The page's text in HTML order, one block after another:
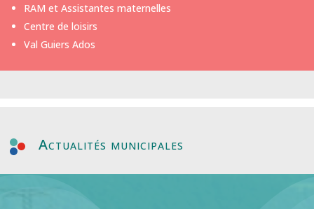
RAM et Assistantes maternelles
Centre de loisirs
Val Guiers Ados
Actualités municipales